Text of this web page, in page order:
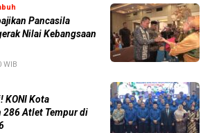
Pancasila
Nilai Kebangsaan
WIB
KONI Kota
286 Atlet Tempur di